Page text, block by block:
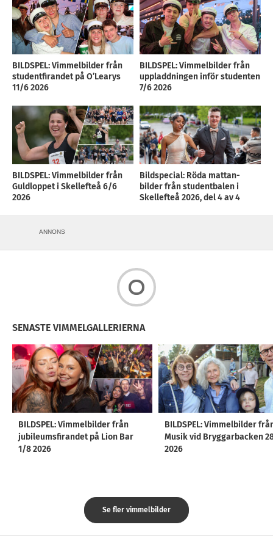
BILDSPEL: Vimmelbilder från
studentfirandet på O’Learys
11/6 2026
BILDSPEL: Vimmelbilder från
uppladdningen inför studenten
7/6 2026
BILDSPEL: Vimmelbilder från
Guldloppet i Skellefteå 6/6
2026
Bildspecial: Röda mattan-
bilder från studentbalen i
Skellefteå 2026, del 4 av 4
ANNONS
SENASTE VIMMELGALLERIERNA
BILDSPEL: Vimmelbilder från
jubileumsfirandet på Lion Bar
1/8 2026
BILDSPEL: Vimmelbilder
Musik vid Bryggarbacken
2026
Se fler vimmelbilder